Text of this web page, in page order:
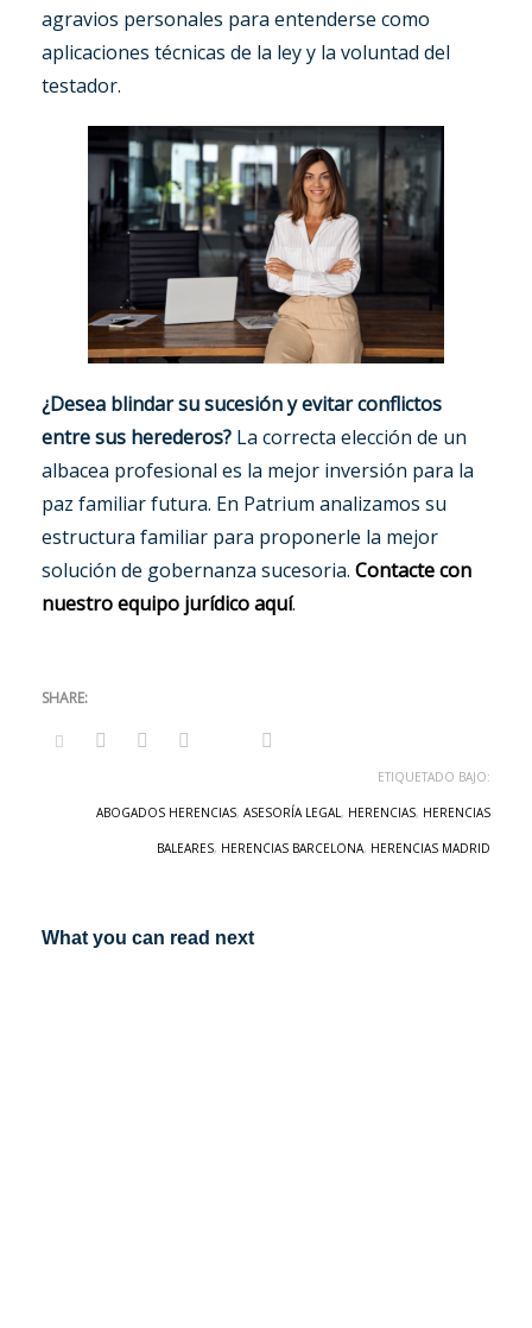
agravios personales para entenderse como
aplicaciones técnicas de la ley y la voluntad del
testador.
¿Desea blindar su sucesión y evitar conflictos
entre sus herederos? La correcta elección de un
albacea profesional es la mejor inversión para la
paz familiar futura. En Patrium analizamos su
estructura familiar para proponerle la mejor
solución de gobernanza sucesoria. Contacte con
nuestro equipo jurídico aquí.
ETIQUETADO BAJO:
ABOGADOS HERENCIAS, ASESORÍA LEGAL, HERENCIAS, HERENCIAS
BALEARES, HERENCIAS BARCELONA, HERENCIAS MADRID
What you can read next